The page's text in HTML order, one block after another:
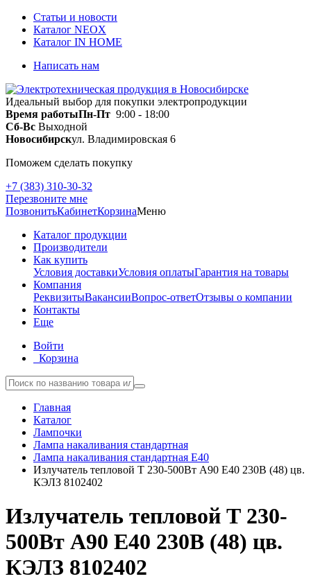
Статьи и новости
Каталог NEOX
Каталог IN HOME
Написать нам
Идеальный выбор для покупки электропродукции
Время работыПн-Пт 9:00 - 18:00
Сб-Вс Выходной
Новосибирскул. Владимировская 6
Поможем сделать покупку
+7 (383) 310-30-32
Перезвоните мне
ПозвонитьКабинетКорзинаМеню
Каталог продукции
Производители
Как купить
Условия доставкиУсловия оплатыГарантия на товары
Компания
РеквизитыВакансииВопрос-ответОтзывы о компании
Контакты
Еще
Войти
Корзина
Главная
Каталог
Лампочки
Лампа накаливания стандартная
Лампа накаливания стандартная E40
Излучатель тепловой Т 230-500Вт А90 E40 230В (48) цв.
КЭЛЗ 8102402
Излучатель тепловой Т 230-
500Вт А90 E40 230В (48) цв.
КЭЛЗ 8102402